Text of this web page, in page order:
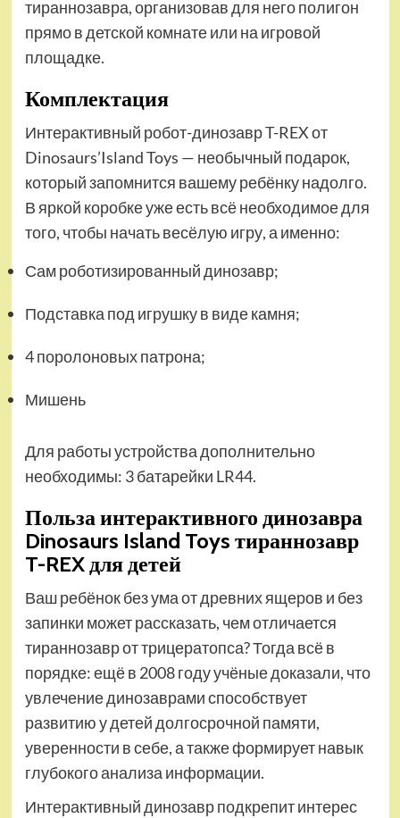
тираннозавра, организовав для него полигон
прямо в детской комнате или на игровой
площадке.
Комплектация
Интерактивный робот-динозавр T-REX от
Dinosaurs’Island Toys — необычный подарок,
который запомнится вашему ребёнку надолго.
В яркой коробке уже есть всё необходимое для
того, чтобы начать весёлую игру, а именно:
Сам роботизированный динозавр;
Подставка под игрушку в виде камня;
4 поролоновых патрона;
Мишень
Для работы устройства дополнительно
необходимы: 3 батарейки LR44.
Польза интерактивного динозавра
Dinosaurs Island Toys тираннозавр
T-REX для детей
Ваш ребёнок без ума от древних ящеров и без
запинки может рассказать, чем отличается
тираннозавр от трицератопса? Тогда всё в
порядке: ещё в 2008 году учёные доказали, что
увлечение динозаврами способствует
развитию у детей долгосрочной памяти,
уверенности в себе, а также формирует навык
глубокого анализа информации.
Интерактивный динозавр подкрепит интерес